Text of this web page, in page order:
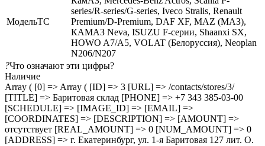
МодельТС
series/R-series/G-series, Iveco Stralis, Renault
Premium/D-Premium, DAF XF, MAZ (МАЗ),
КАМАЗ Neva, ISUZU F-серии, Shaanxi SX,
HOWO A7/A5, VOLAT (Белоруссия), Neoplan
N206/N207
?Что означают эти цифры?
Наличие
Array ( [0] => Array ( [ID] => 3 [URL] => /contacts/stores/3/
[TITLE] => Баритовая склад [PHONE] => +7 343 385-03-00
[SCHEDULE] => [IMAGE_ID] => [EMAIL] =>
[COORDINATES] => [DESCRIPTION] => [AMOUNT] =>
отсутствует [REAL_AMOUNT] => 0 [NUM_AMOUNT] => 0
[ADDRESS] => г. Екатеринбург, ул. 1-я Баритовая 127 лит. О.